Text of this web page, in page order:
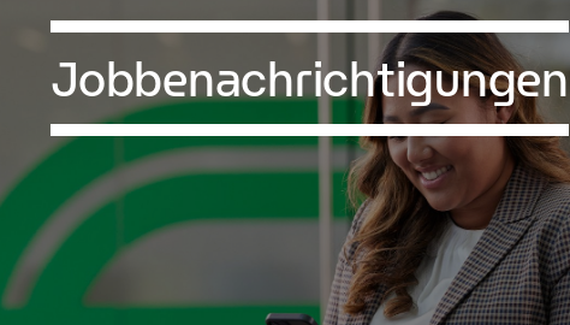
Jobbenachrichtigungen